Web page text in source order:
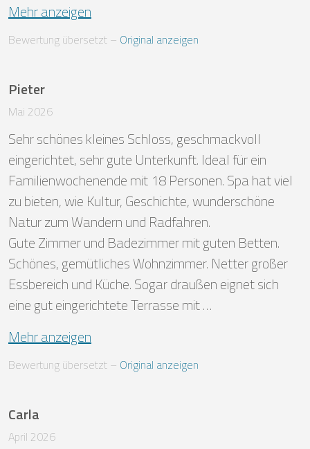
Mehr anzeigen
Bewertung übersetzt – Original anzeigen
Pieter
Mai 2026
Sehr schönes kleines Schloss, geschmackvoll
eingerichtet, sehr gute Unterkunft. Ideal für ein
Familienwochenende mit 18 Personen. Spa hat viel
zu bieten, wie Kultur, Geschichte, wunderschöne
Natur zum Wandern und Radfahren.
Gute Zimmer und Badezimmer mit guten Betten.
Schönes, gemütliches Wohnzimmer. Netter großer
Essbereich und Küche. Sogar draußen eignet sich
eine gut eingerichtete Terrasse mit …
Mehr anzeigen
Bewertung übersetzt – Original anzeigen
Carla
April 2026